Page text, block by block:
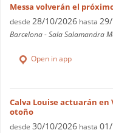
Messa volverán el
desde 28/10/2026 hasta
Barcelona - Sala Salamandra
Open in app
Calva Louise actuarán
otoño
desde 30/10/2026 hasta